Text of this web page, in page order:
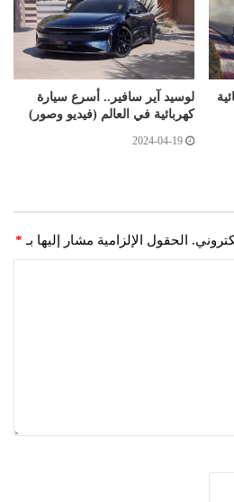
لوسيد آير سافير.. أسرع سيارة
كهربائية في العالم (فيديو وصور)
2024-04-19
الحقول الإلزامية مشار إليها بـ *